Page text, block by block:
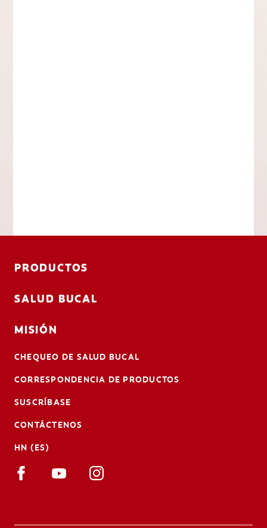
PRODUCTOS
SALUD BUCAL
MISIÓN
CHEQUEO DE SALUD BUCAL
CORRESPONDENCIA DE PRODUCTOS
SUSCRÍBASE
CONTÁCTENOS
HN (ES)